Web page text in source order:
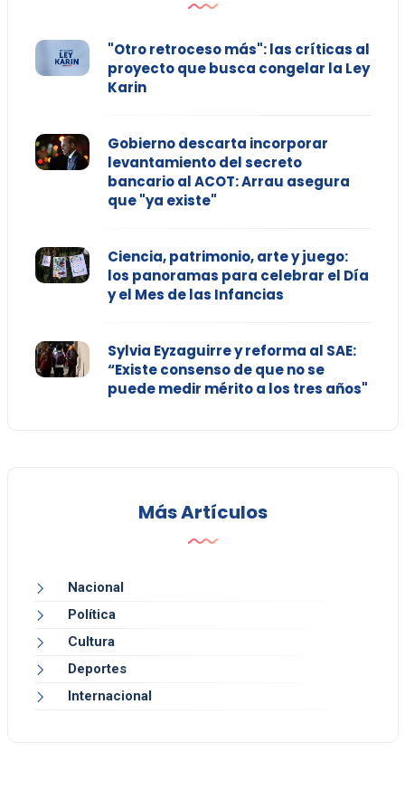
"Otro retroceso más": las críticas al
proyecto que busca congelar la Ley
Karin
Gobierno descarta incorporar
levantamiento del secreto
bancario al ACOT: Arrau asegura
que "ya existe"
Ciencia, patrimonio, arte y juego:
los panoramas para celebrar el Día
y el Mes de las Infancias
Sylvia Eyzaguirre y reforma al SAE:
“Existe consenso de que no se
puede medir mérito a los tres años"
Más Artículos
Nacional
Política
Cultura
Deportes
Internacional